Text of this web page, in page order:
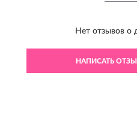
Нет отзывов о
НАПИСАТЬ